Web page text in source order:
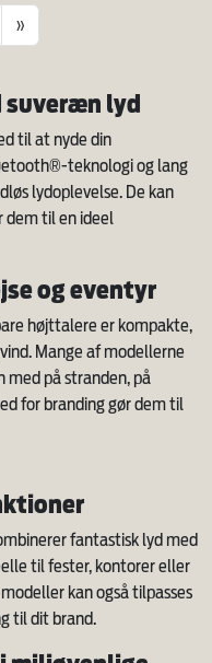
»
suveræn lyd
til at nyde din
teknologi og lang
lydoplevelse. De kan
dem til en ideel
og eventyr
højttalere er kompakte,
Mange af modellerne
på stranden, på
for branding gør dem til
fantastisk lyd med
til fester, kontorer eller
kan også tilpasses
til dit brand.